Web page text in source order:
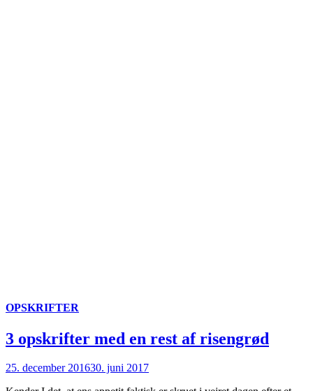
OPSKRIFTER
3 opskrifter med en rest af risengrød
25. december 201630. juni 2017